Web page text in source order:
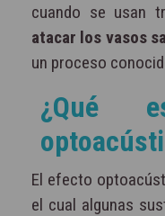
cuando se usan
atacar los vasos
un proceso
¿Qué
El efecto
el cual algunas